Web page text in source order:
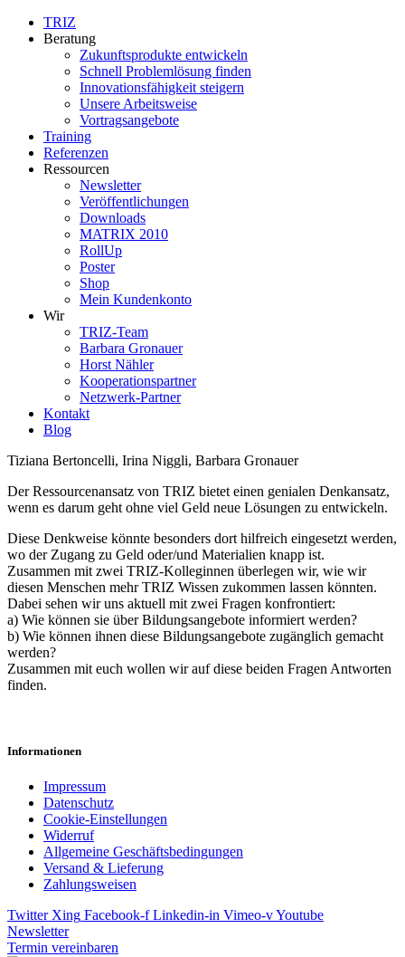
TRIZ
Beratung
Zukunftsprodukte entwickeln
Schnell Problemlösung finden
Innovationsfähigkeit steigern
Unsere Arbeitsweise
Vortragsangebote
Training
Referenzen
Ressourcen
Newsletter
Veröffentlichungen
Downloads
MATRIX 2010
RollUp
Poster
Shop
Mein Kundenkonto
Wir
TRIZ-Team
Barbara Gronauer
Horst Nähler
Kooperationspartner
Netzwerk-Partner
Kontakt
Blog
Tiziana Bertoncelli, Irina Niggli, Barbara Gronauer
Der Ressourcenansatz von TRIZ bietet einen genialen Denkansatz,
wenn es darum geht ohne viel Geld neue Lösungen zu entwickeln.
Diese Denkweise könnte besonders dort hilfreich eingesetzt werden,
wo der Zugang zu Geld oder/und Materialien knapp ist.
Zusammen mit zwei TRIZ-Kolleginnen überlegen wir, wie wir
diesen Menschen mehr TRIZ Wissen zukommen lassen könnten.
Dabei sehen wir uns aktuell mit zwei Fragen konfrontiert:
a) Wie können sie über Bildungsangebote informiert werden?
b) Wie können ihnen diese Bildungsangebote zugänglich gemacht
werden?
Zusammen mit euch wollen wir auf diese beiden Fragen Antworten
finden.
Informationen
Impressum
Datenschutz
Cookie-Einstellungen
Widerruf
Allgemeine Geschäftsbedingungen
Versand & Lieferung
Zahlungsweisen
Twitter Xing Facebook-f Linkedin-in Vimeo-vYoutube
Newsletter
Termin vereinbaren